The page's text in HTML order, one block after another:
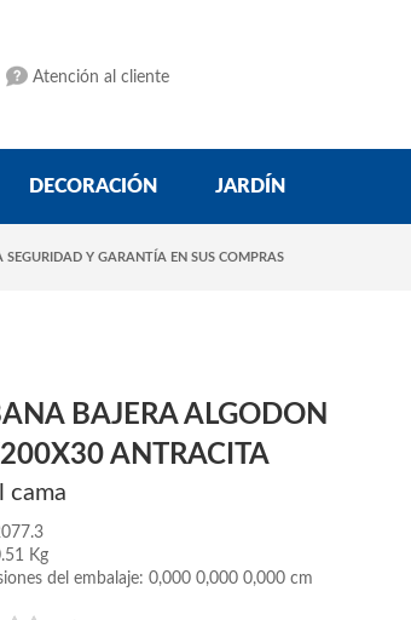
Atención al cliente
DECORACIÓN JARDÍN
SEGURIDAD Y GARANTÍA EN SUS COMPRAS
BAJERA ALGODON
ANTRACITA
cama
Kg
del embalaje: 0,000 0,000 0,000 cm